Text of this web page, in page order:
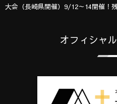
大会（長崎県開催）9/12～14開催！
オフィシャ